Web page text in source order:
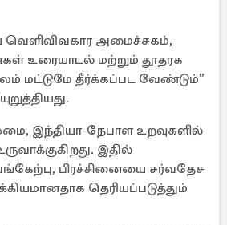
வெளிவிவகார அமைச்சகம்,
உரையாடல் மற்றும் தூதரக
மட்டுமே தீர்க்கப்பட வேண்டும்”
இந்தியா-நேபாள உறவுகளில்
இதில்
பிரச்சினையை சர்வதேச
தெரியப்படுத்தும்